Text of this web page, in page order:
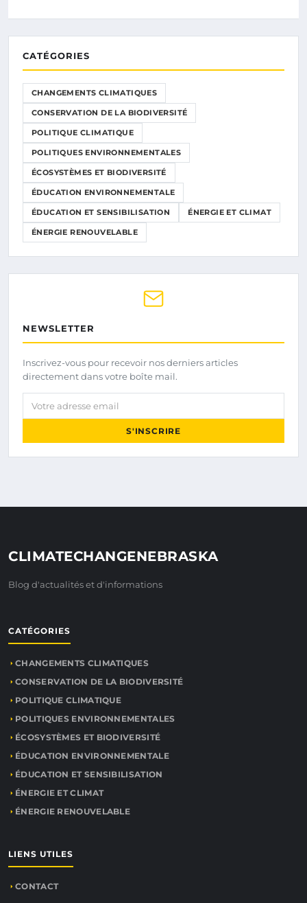
CATÉGORIES
CHANGEMENTS CLIMATIQUES
CONSERVATION DE LA BIODIVERSITÉ
POLITIQUE CLIMATIQUE
POLITIQUES ENVIRONNEMENTALES
ÉCOSYSTÈMES ET BIODIVERSITÉ
ÉDUCATION ENVIRONNEMENTALE
ÉDUCATION ET SENSIBILISATION ÉNERGIE ET CLIMAT
ÉNERGIE RENOUVELABLE
NEWSLETTER
Inscrivez-vous pour recevoir nos derniers articles
directement dans votre boîte mail.
Votre adresse email
S'INSCRIRE
CLIMATECHANGENEBRASKA
Blog d'actualités et d'informations
CATÉGORIES
CHANGEMENTS CLIMATIQUES
CONSERVATION DE LA BIODIVERSITÉ
POLITIQUE CLIMATIQUE
POLITIQUES ENVIRONNEMENTALES
ÉCOSYSTÈMES ET BIODIVERSITÉ
ÉDUCATION ENVIRONNEMENTALE
ÉDUCATION ET SENSIBILISATION
ÉNERGIE ET CLIMAT
ÉNERGIE RENOUVELABLE
LIENS UTILES
CONTACT